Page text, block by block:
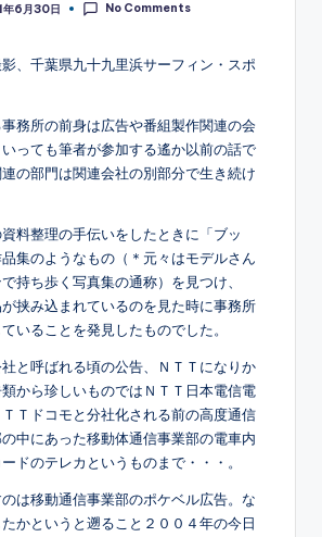
6月30日 No Comments
、千葉県九十九里浜サーフィン・スポ
務所の前身は広告や番組製作関連の会
っても筆者が参加する遙か以前の話で
の部門は関連会社の別部分で生き続け
料整理の手伝いをしたときに「ブッ
集のようなもの（＊元々はモデルさん
持ち歩く写真集の通称）を見つけ、
挟み込まれているのを見た時に事務所
いることを発見したものでした。
と呼ばれる頃の公告、ＮＴＴになりか
から珍しいものではＮＴＴ日本電信電
Ｔドコモと分社化される前の高度通信
中にあった移動体通信事業部の電車内
ドのテレカというものまで・・・。
は移動通信事業部のポケベル広告。な
かというと遡ること２００４年の今日